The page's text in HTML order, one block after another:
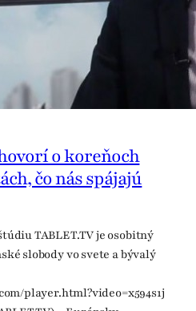
o koreňoch
čo nás spájajú
TABLET.TV je osobitný
slobody vo svete a bývalý
player.html?video=x594s1j